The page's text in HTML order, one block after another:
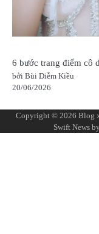
6 bước trang điểm cô
bởi Bùi Diễm Kiều
20/06/2026
Copyright © 2026 Blog
Swift News